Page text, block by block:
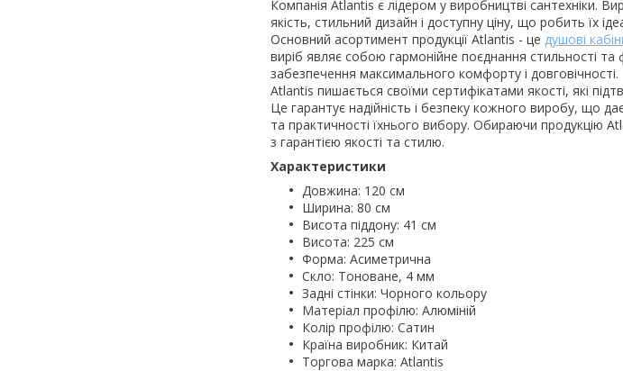
Компанія Atlantis є лідером у виробництві сантехніки.
якість, стильний дизайн і доступну ціну, що робить їх
Основний асортимент продукції Atlantis - це душові
виріб являє собою гармонійне поєднання стильності
забезпечення максимального комфорту і довговічності.
Atlantis пишається своїми сертифікатами якості, які
Це гарантує надійність і безпеку кожного виробу, що
та практичності їхнього вибору. Обираючи продукцію
з гарантією якості та стилю.
Характеристики
Довжина: 120 см
Ширина: 80 см
Висота піддону: 41 см
Висота: 225 см
Форма: Асиметрична
Скло: Тоноване, 4 мм
Задні стінки: Чорного кольору
Матеріал профілю: Алюміній
Колір профілю: Сатин
Країна виробник: Китай
Торгова марка: Atlantis